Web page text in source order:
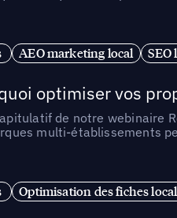
AEO marketing local SEO
optimiser vos
de notre webinaire
multi-établissements
Optimisation des fiches